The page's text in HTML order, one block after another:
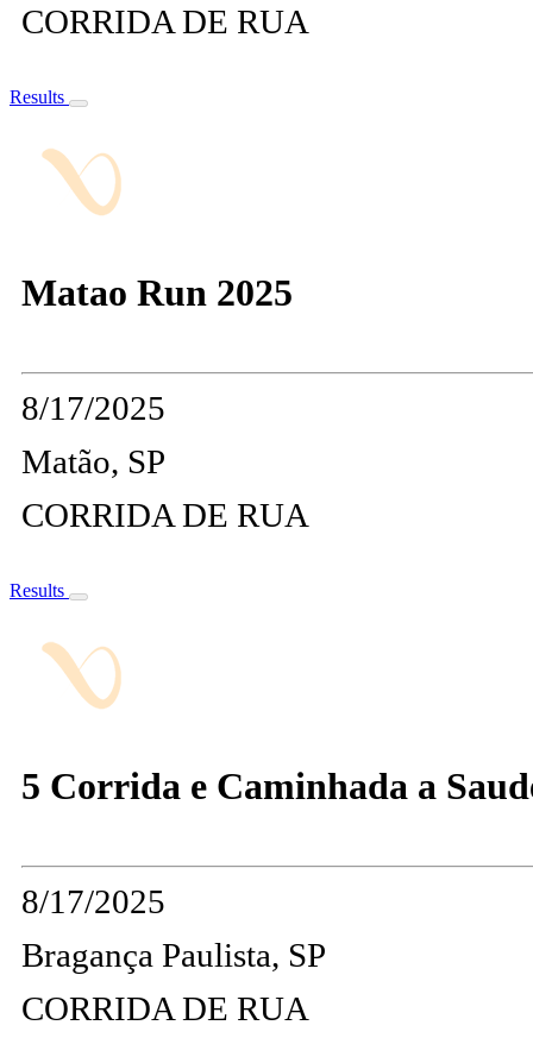
CORRIDA DE RUA
Results
Matao Run 2025
8/17/2025
Matão, SP
CORRIDA DE RUA
Results
5 Corrida e Caminhada a
8/17/2025
Bragança Paulista, SP
CORRIDA DE RUA